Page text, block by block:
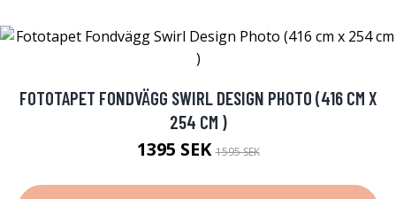
FOTOTAPET FONDVÄGG SWIRL DESIGN PHOTO (416 CM X
254 CM )
1395 SEK1595 SEK